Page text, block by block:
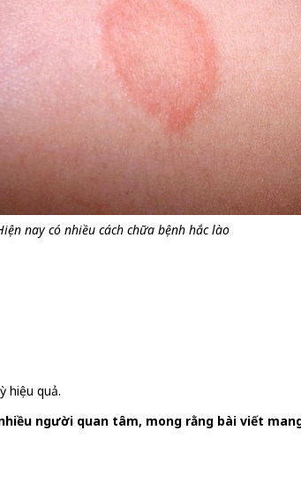
nay có nhiều cách chữa bệnh hắc lào
hiệu quả.
người quan tâm, mong rằng bài viết